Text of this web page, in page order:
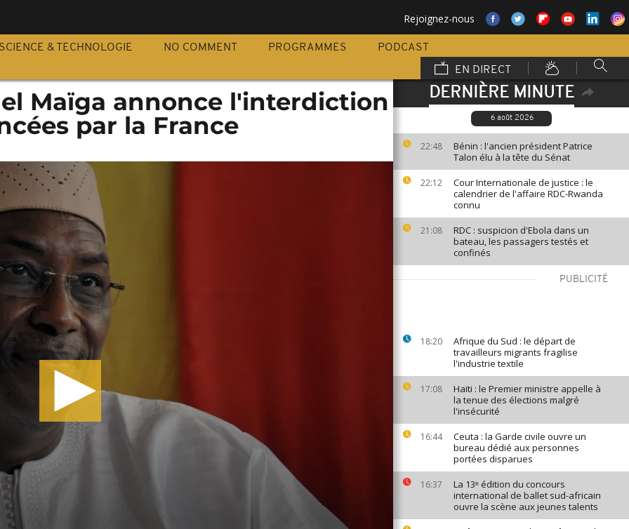
Rejoignez-nous
SCIENCE & TECHNOLOGIE NO COMMENT PROGRAMMES
PODCAST
EN DIRECT
DERNIÈRE MINUTE
6 août 2026
22:48
Bénin : l'ancien président Patrice
Talon élu à la tête du Sénat
22:12
Cour Internationale de justice : le
calendrier de l'affaire RDC-Rwanda
connu
21:08
RDC : suspicion d'Ebola dans un
bateau, les passagers testés et
confinés
PUBLICITÉ
18:20
Afrique du Sud : le départ de
travailleurs migrants fragilise
l'industrie textile
17:08
Haïti : le Premier ministre appelle à
la tenue des élections malgré
l'insécurité
16:44
Ceuta : la Garde civile ouvre un
bureau dédié aux personnes
portées disparues
16:37
La 13ᵉ édition du concours
international de ballet sud-africain
ouvre la scène aux jeunes talents
Maïga annonce l'interdiction
par la France